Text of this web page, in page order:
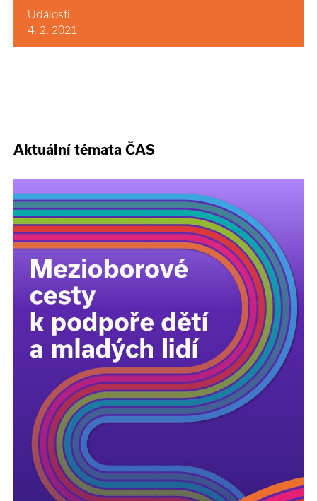
Události
4. 2. 2021
Aktuální témata ČAS